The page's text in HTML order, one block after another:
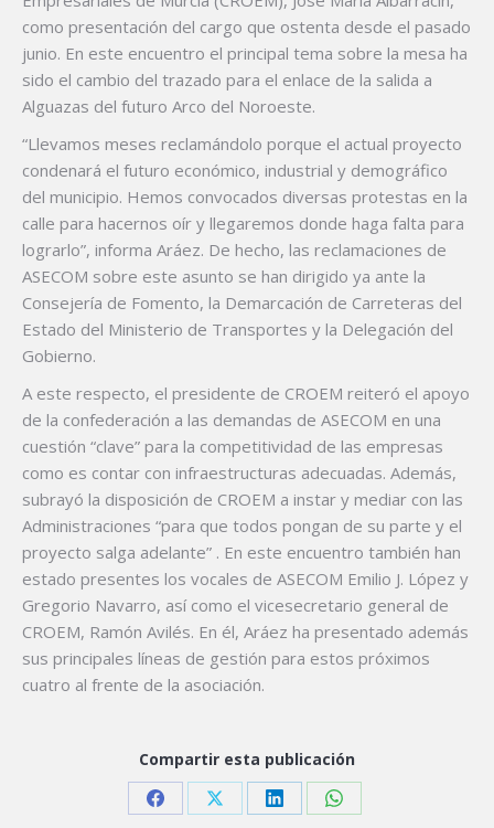
como presentación del cargo que ostenta desde el pasado
junio. En este encuentro el principal tema sobre la mesa ha
sido el cambio del trazado para el enlace de la salida a
Alguazas del futuro Arco del Noroeste.
“Llevamos meses reclamándolo porque el actual proyecto
condenará el futuro económico, industrial y demográfico
del municipio. Hemos convocados diversas protestas en la
calle para hacernos oír y llegaremos donde haga falta para
lograrlo”, informa Aráez. De hecho, las reclamaciones de
ASECOM sobre este asunto se han dirigido ya ante la
Consejería de Fomento, la Demarcación de Carreteras del
Estado del Ministerio de Transportes y la Delegación del
Gobierno.
A este respecto, el presidente de CROEM reiteró el apoyo
de la confederación a las demandas de ASECOM en una
cuestión “clave” para la competitividad de las empresas
como es contar con infraestructuras adecuadas. Además,
subrayó la disposición de CROEM a instar y mediar con las
Administraciones “para que todos pongan de su parte y el
proyecto salga adelante” . En este encuentro también han
estado presentes los vocales de ASECOM Emilio J. López y
Gregorio Navarro, así como el vicesecretario general de
CROEM, Ramón Avilés. En él, Aráez ha presentado además
sus principales líneas de gestión para estos próximos
cuatro al frente de la asociación.
Compartir esta publicación
Share Share Share Share